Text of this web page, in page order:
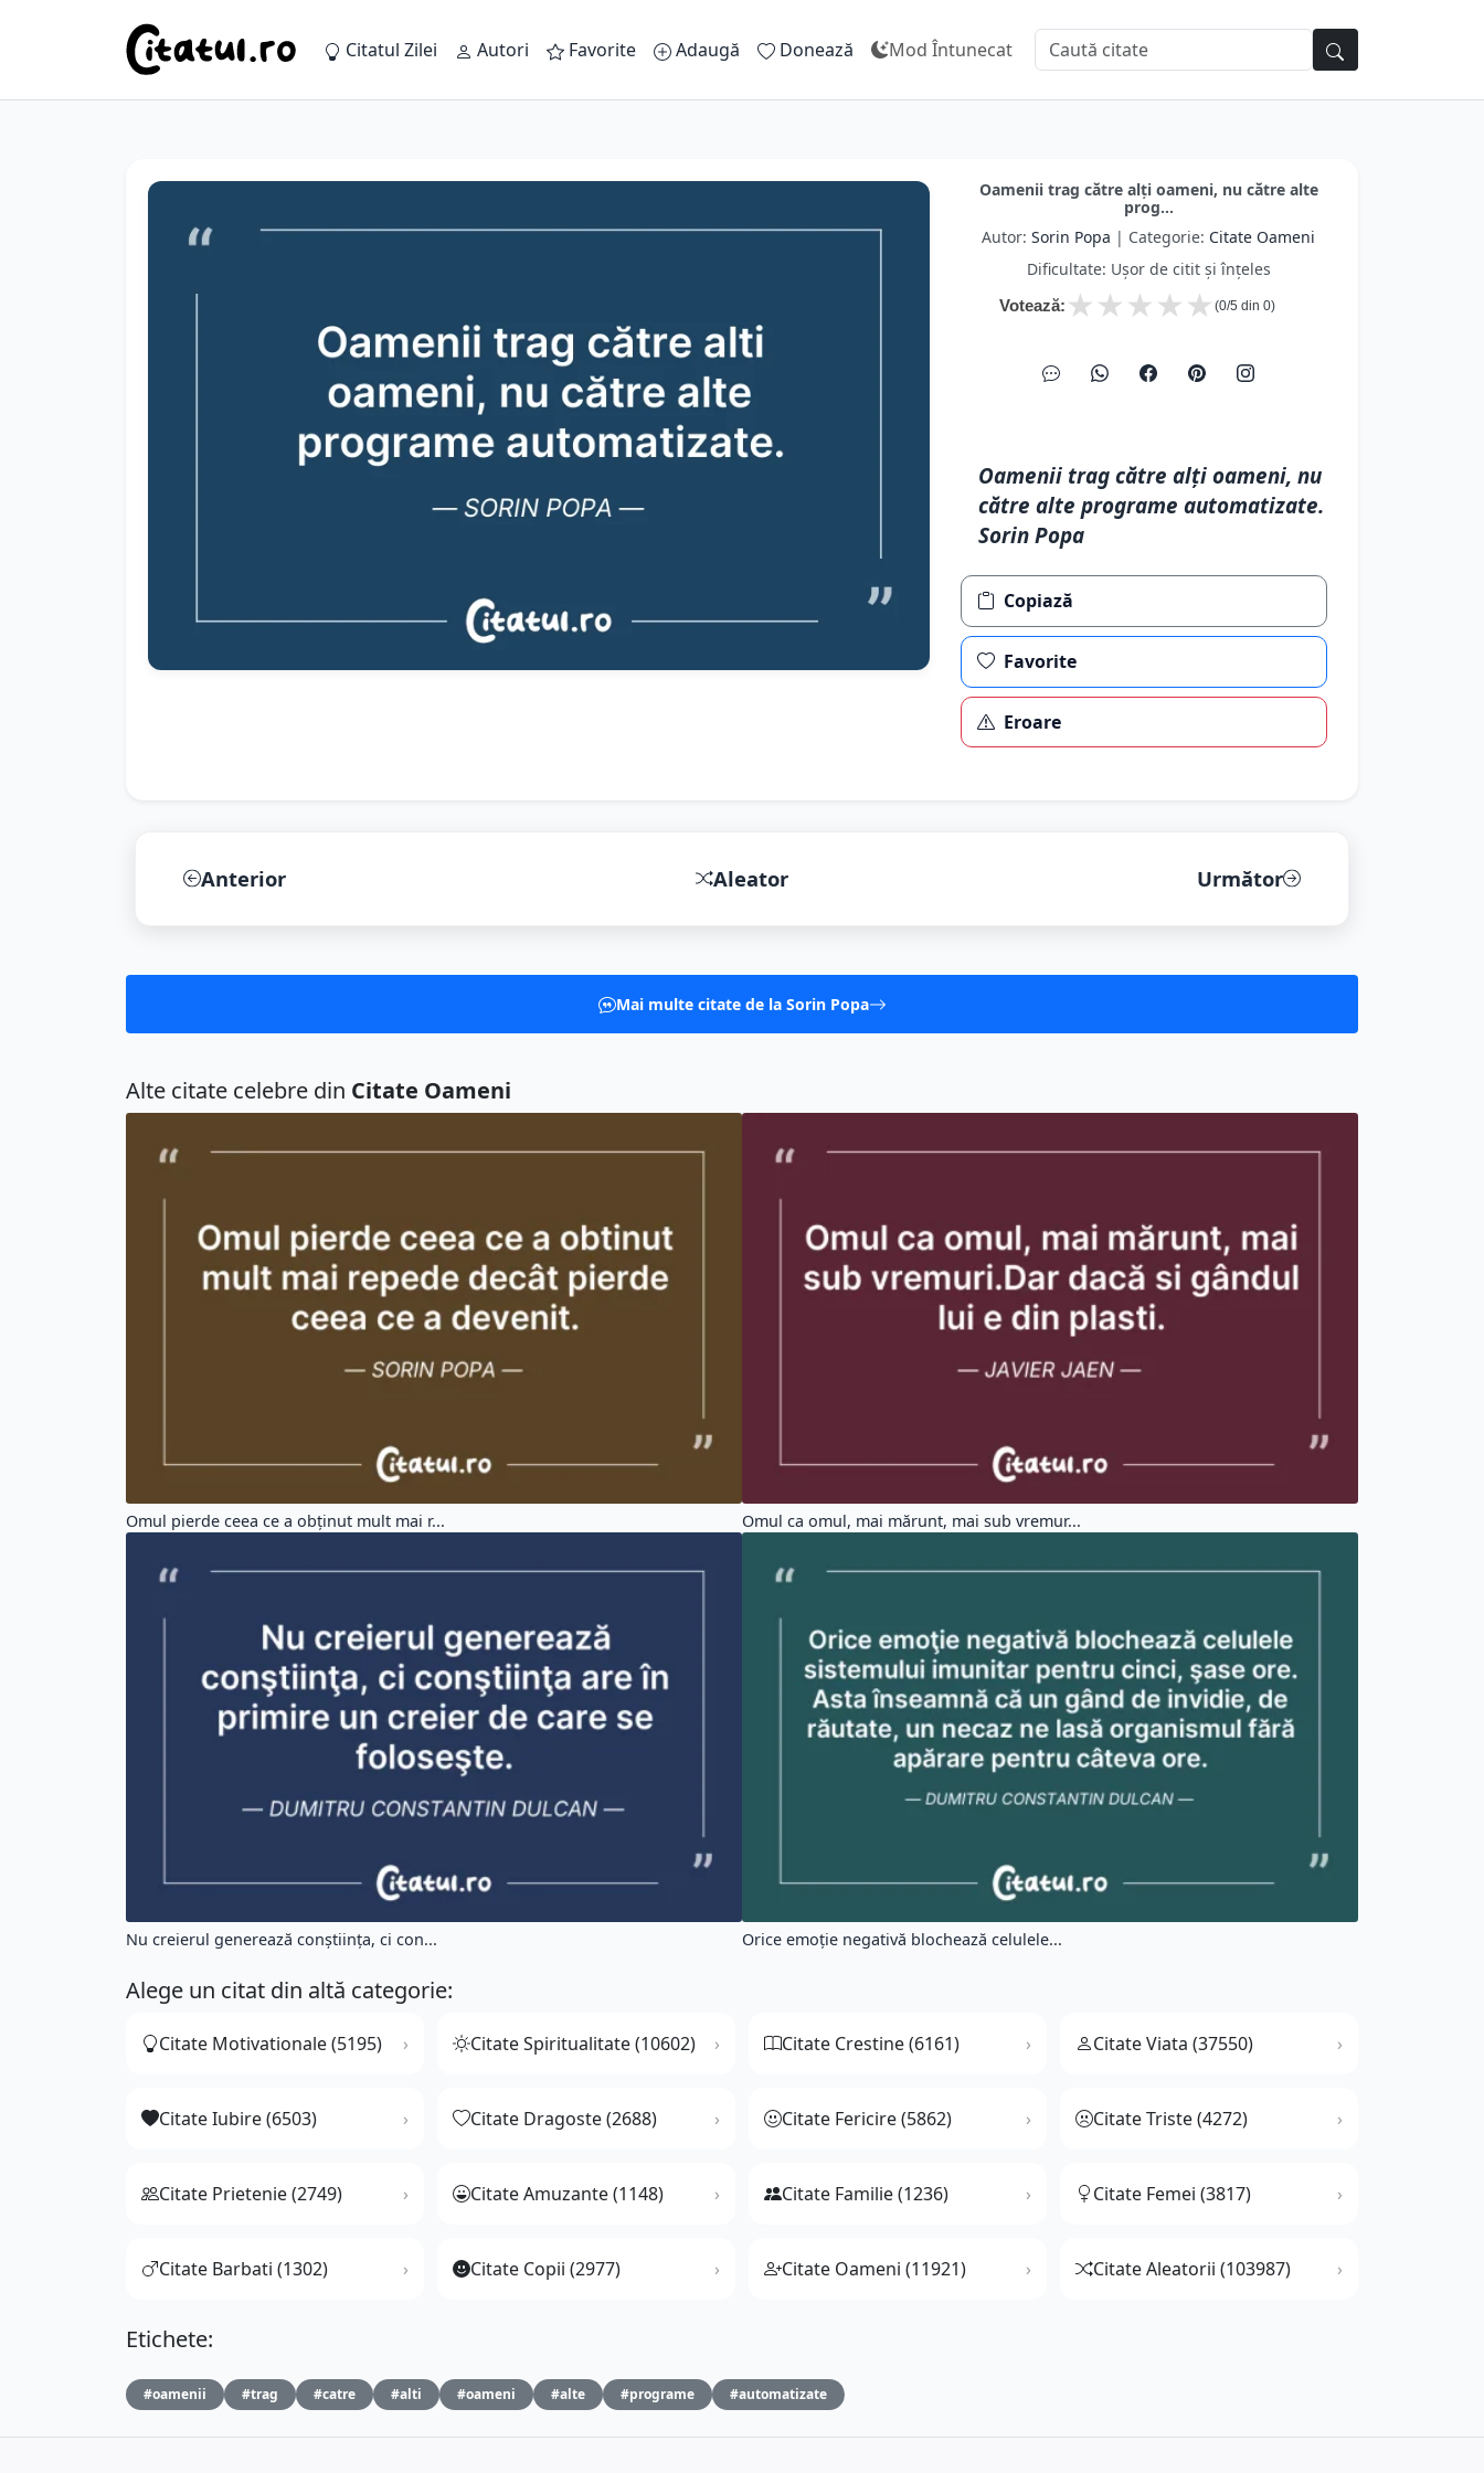
Citatul Zilei Autori Favorite Adaugă Donează Mod Întunecat
Oamenii trag către alți oameni, nu către alte
prog...
Autor: Sorin Popa | Categorie: Citate Oameni
Dificultate: Ușor de citit și înțeles
Votează: ★
★
★
★
★ (0/5 din 0)
Oamenii trag către alți oameni, nu
către alte programe automatizate.
Sorin Popa
Copiază
Favorite
Eroare
Anterior Aleator Următor
Mai multe citate de la Sorin Popa
Alte citate celebre din Citate Oameni
Omul pierde ceea ce a obținut mult mai r... Omul ca omul, mai mărunt, mai sub vremur...
Nu creierul generează conştiinţa, ci con... Orice emoţie negativă blochează celulele...
Alege un citat din altă categorie:
Citate Motivationale (5195) Citate Spiritualitate (10602) Citate Crestine (6161) Citate Viata (37550)
Citate Iubire (6503) Citate Dragoste (2688) Citate Fericire (5862) Citate Triste (4272)
Citate Prietenie (2749) Citate Amuzante (1148) Citate Familie (1236) Citate Femei (3817)
Citate Barbati (1302) Citate Copii (2977) Citate Oameni (11921) Citate Aleatorii (103987)
Etichete:
#oamenii #trag #catre #alti #oameni #alte #programe #automatizate